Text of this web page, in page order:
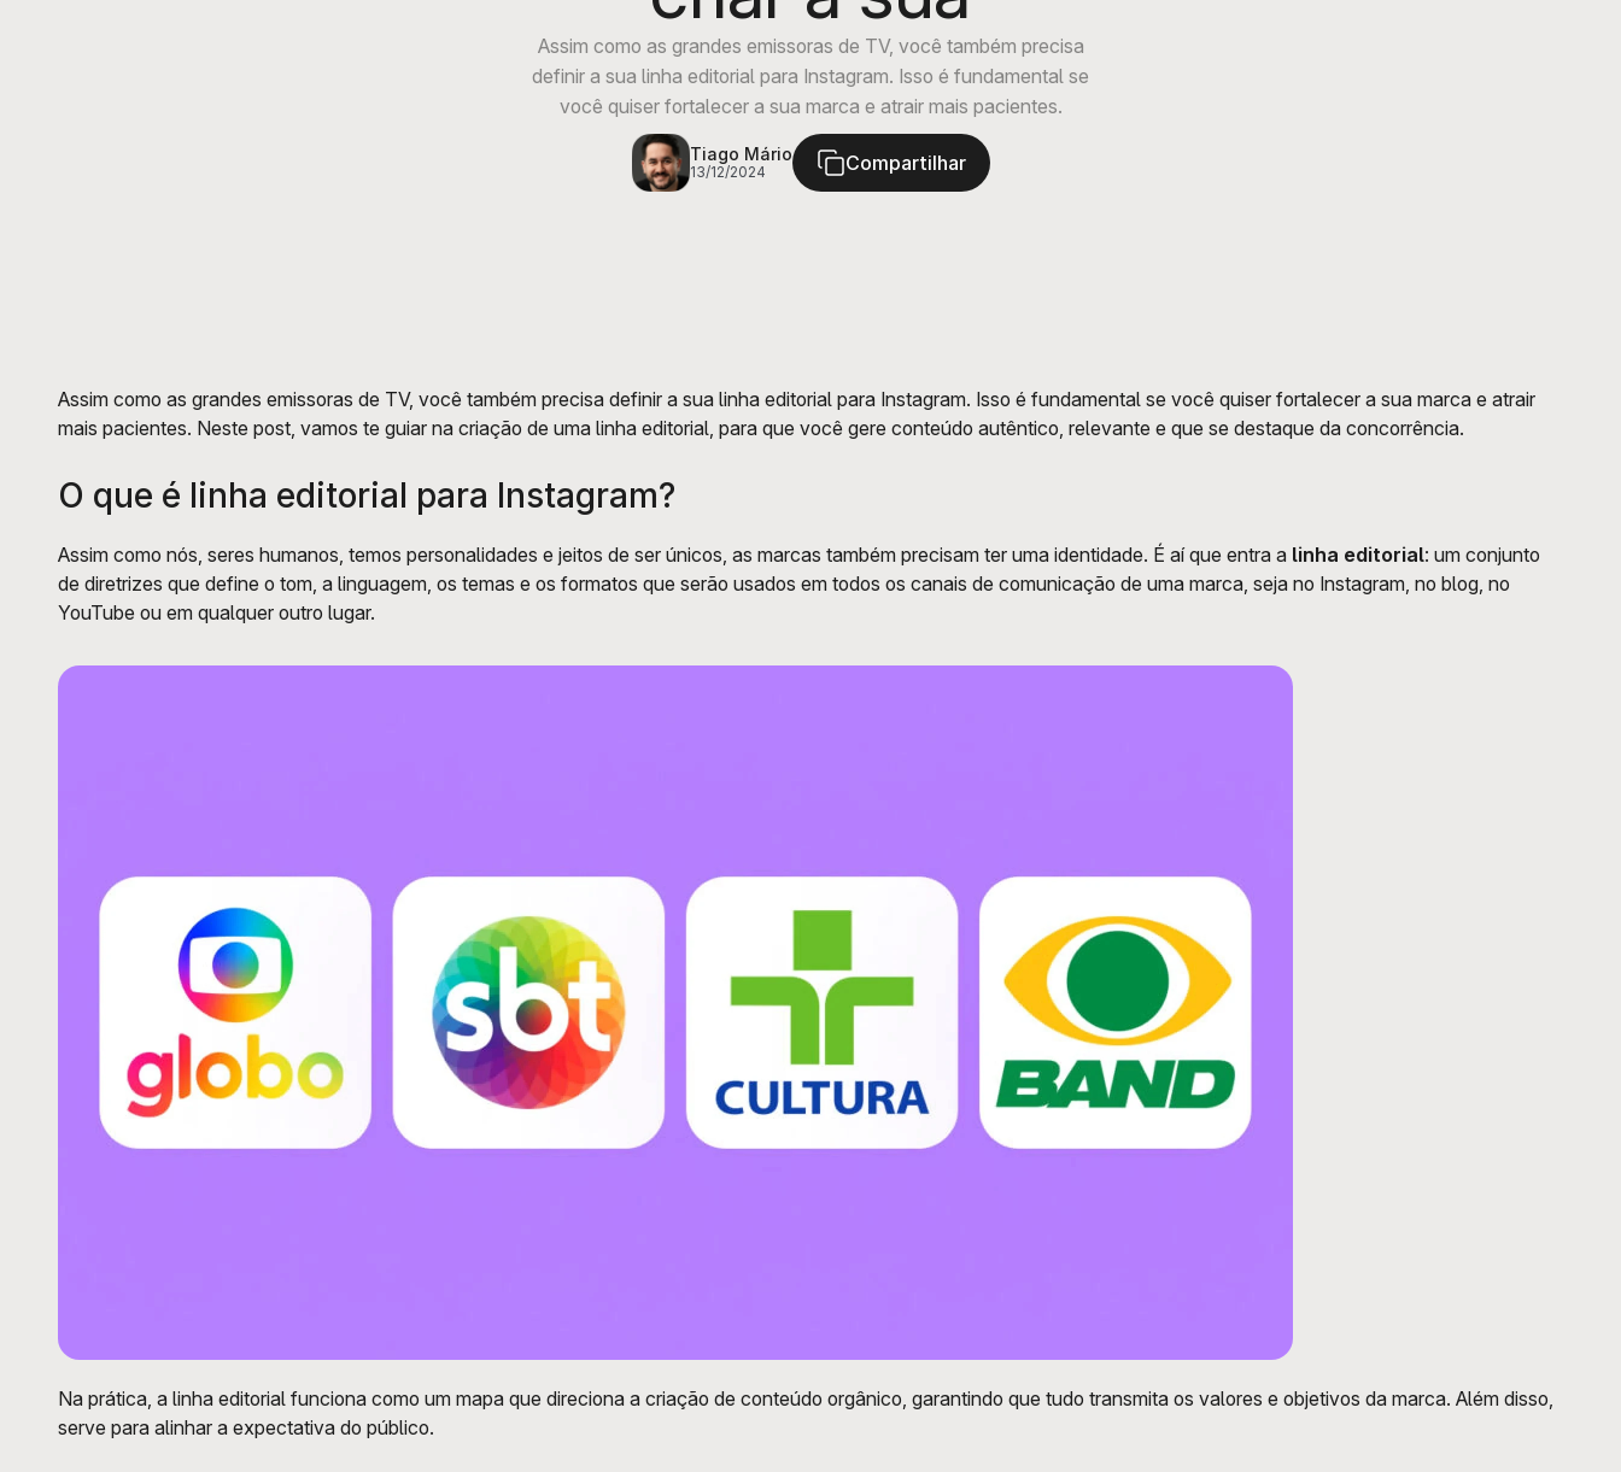
Assim como as grandes emissoras de TV, você também precisa
definir a sua linha editorial para Instagram. Isso é fundamental se
você quiser fortalecer a sua marca e atrair mais pacientes.
Tiago Mário
13/12/2024 Compartilhar
Assim como as grandes emissoras de TV, você também precisa definir a sua linha editorial para Instagram. Isso é fundamental se você quiser fortalecer a sua marca e atrair
mais pacientes. Neste post, vamos te guiar na criação de uma linha editorial, para que você gere conteúdo autêntico, relevante e que se destaque da concorrência.
O que é linha editorial para Instagram?
Assim como nós, seres humanos, temos personalidades e jeitos de ser únicos, as marcas também precisam ter uma identidade. É aí que entra a linha editorial: um conjunto
de diretrizes que define o tom, a linguagem, os temas e os formatos que serão usados em todos os canais de comunicação de uma marca, seja no Instagram, no blog, no
YouTube ou em qualquer outro lugar.
Na prática, a linha editorial funciona como um mapa que direciona a criação de conteúdo orgânico, garantindo que tudo transmita os valores e objetivos da marca. Além disso,
serve para alinhar a expectativa do público.